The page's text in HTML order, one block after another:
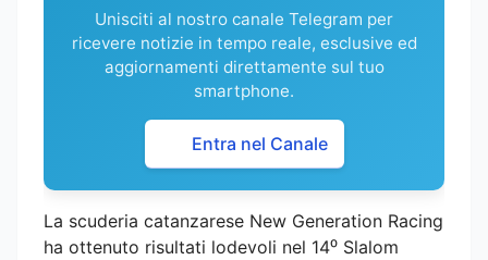
Unisciti al nostro canale Telegram per
ricevere notizie in tempo reale, esclusive ed
aggiornamenti direttamente sul tuo
smartphone.
Entra nel Canale
La scuderia catanzarese New Generation Racing
ha ottenuto risultati lodevoli nel 14⁰ Slalom